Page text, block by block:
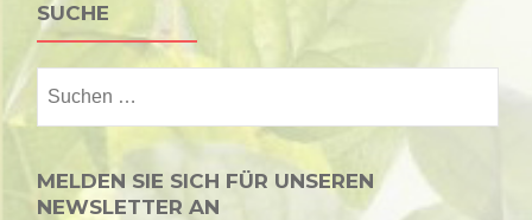
SUCHE
nach:
MELDEN SIE SICH FÜR UNSEREN
NEWSLETTER AN